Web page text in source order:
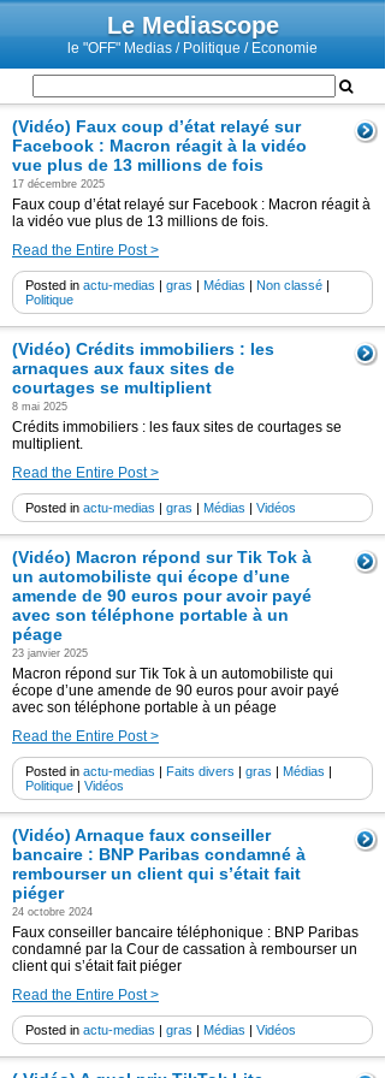
Le Mediascope
le "OFF" Medias / Politique / Economie
(Vidéo) Faux coup d’état relayé sur
Facebook : Macron réagit à la vidéo
vue plus de 13 millions de fois
17 décembre 2025
Faux coup d’état relayé sur Facebook : Macron réagit à
la vidéo vue plus de 13 millions de fois.
Read the Entire Post >
Posted in actu-medias | gras | Médias | Non classé |
Politique
(Vidéo) Crédits immobiliers : les
arnaques aux faux sites de
courtages se multiplient
8 mai 2025
Crédits immobiliers : les faux sites de courtages se
multiplient.
Read the Entire Post >
Posted in actu-medias | gras | Médias | Vidéos
(Vidéo) Macron répond sur Tik Tok à
un automobiliste qui écope d’une
amende de 90 euros pour avoir payé
avec son téléphone portable à un
péage
23 janvier 2025
Macron répond sur Tik Tok à un automobiliste qui
écope d’une amende de 90 euros pour avoir payé
avec son téléphone portable à un péage
Read the Entire Post >
Posted in actu-medias | Faits divers | gras | Médias |
Politique | Vidéos
(Vidéo) Arnaque faux conseiller
bancaire : BNP Paribas condamné à
rembourser un client qui s’était fait
piéger
24 octobre 2024
Faux conseiller bancaire téléphonique : BNP Paribas
condamné par la Cour de cassation à rembourser un
client qui s’était fait piéger
Read the Entire Post >
Posted in actu-medias | gras | Médias | Vidéos